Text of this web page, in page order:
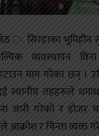
ः सिरहाका
व्यवस्थापन
माग गरेका छन् ।
स्थानीय तहहरूले
जारी गरेको र डोजर
आक्रोश र चिन्ता व्यक्त